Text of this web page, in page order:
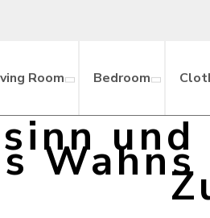
Room Bedroom